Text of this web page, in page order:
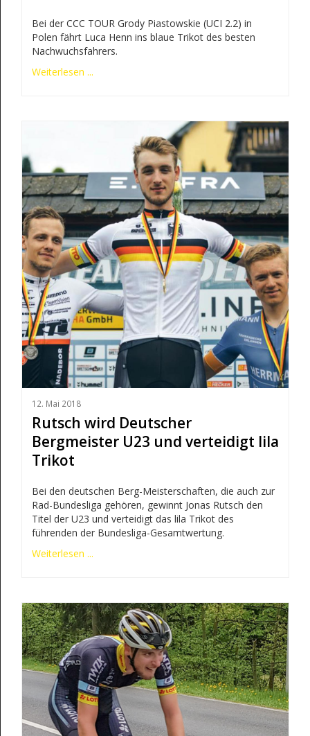
Bei der CCC TOUR Grody Piastowskie (UCI 2.2) in
Polen fährt Luca Henn ins blaue Trikot des besten
Nachwuchsfahrers.
Weiterlesen ...
12. Mai 2018
Rutsch wird Deutscher
Bergmeister U23 und verteidigt lila
Trikot
Bei den deutschen Berg-Meisterschaften, die auch zur
Rad-Bundesliga gehören, gewinnt Jonas Rutsch den
Titel der U23 und verteidigt das lila Trikot des
führenden der Bundesliga-Gesamtwertung.
Weiterlesen ...